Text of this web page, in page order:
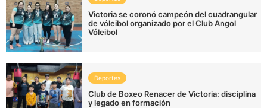
Victoria se coronó campeón del cuadrangular
de vóleibol organizado por el Club Angol
Vóleibol
Deportes
Club de Boxeo Renacer de Victoria: disciplina
y legado en formación